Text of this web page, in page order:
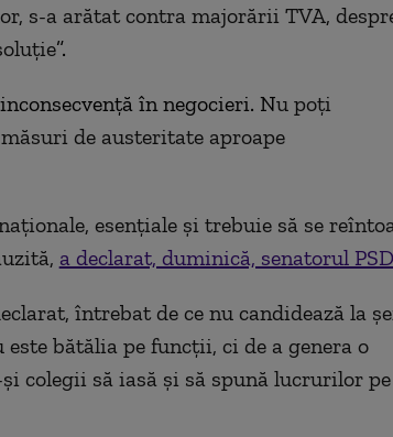
s-a arătat contra majorării TVA,
”.
în negocieri. Nu poți
de austeritate aproape
esenţiale şi trebuie să se
a declarat, duminică, senatorul
întrebat de ce nu candidează la
bătălia pe funcţii, ci de a genera o
colegii să iasă şi să spună lucrurilor pe